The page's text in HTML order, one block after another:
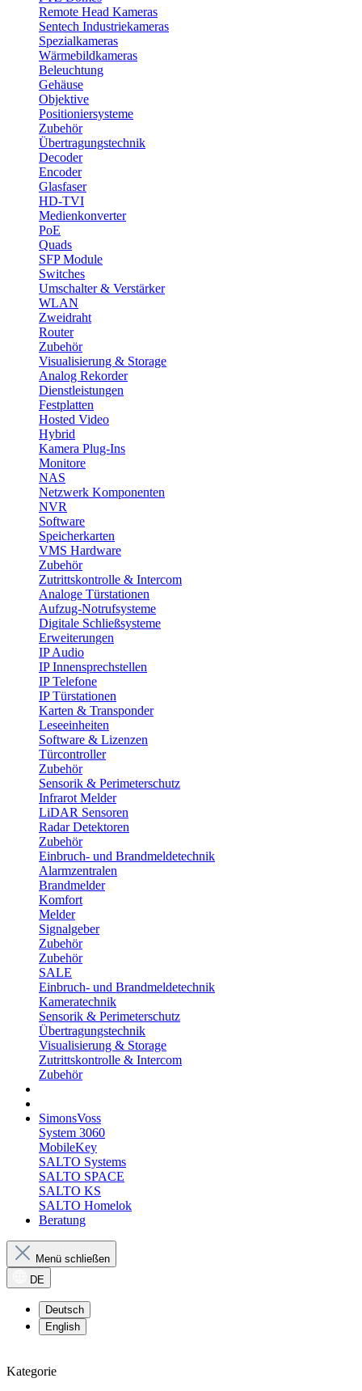
Remote Head Kameras
Sentech Industriekameras
Spezialkameras
Wärmebildkameras
Beleuchtung
Gehäuse
Objektive
Positioniersysteme
Zubehör
Übertragungstechnik
Decoder
Encoder
Glasfaser
HD-TVI
Medienkonverter
PoE
Quads
SFP Module
Switches
Umschalter & Verstärker
WLAN
Zweidraht
Router
Zubehör
Visualisierung & Storage
Analog Rekorder
Dienstleistungen
Festplatten
Hosted Video
Hybrid
Kamera Plug-Ins
Monitore
NAS
Netzwerk Komponenten
NVR
Software
Speicherkarten
VMS Hardware
Zubehör
Zutrittskontrolle & Intercom
Analoge Türstationen
Aufzug-Notrufsysteme
Digitale Schließsysteme
Erweiterungen
IP Audio
IP Innensprechstellen
IP Telefone
IP Türstationen
Karten & Transponder
Leseeinheiten
Software & Lizenzen
Türcontroller
Zubehör
Sensorik & Perimeterschutz
Infrarot Melder
LiDAR Sensoren
Radar Detektoren
Zubehör
Einbruch- und Brandmeldetechnik
Alarmzentralen
Brandmelder
Komfort
Melder
Signalgeber
Zubehör
Zubehör
SALE
Einbruch- und Brandmeldetechnik
Kameratechnik
Sensorik & Perimeterschutz
Übertragungstechnik
Visualisierung & Storage
Zutrittskontrolle & Intercom
Zubehör
SimonsVoss
System 3060
MobileKey
SALTO Systems
SALTO SPACE
SALTO KS
SALTO Homelok
Beratung
Menü schließen
DE
Deutsch
English
Kategorie